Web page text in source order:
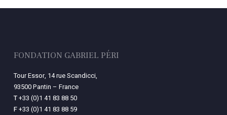
FONDATION GABRIEL PÉRI
Tour Essor, 14 rue Scandicci,
93500 Pantin – France
T+33 (0)1 41 83 88 50
F+33 (0)1 41 83 88 59